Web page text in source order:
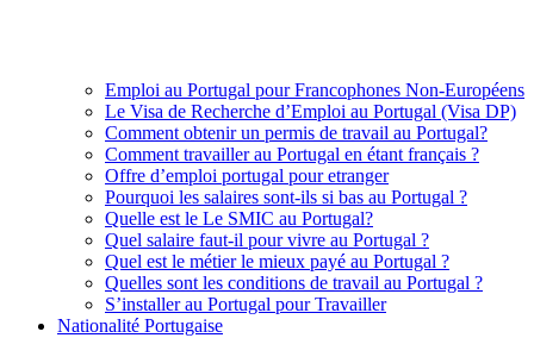
Emploi au Portugal pour Francophones Non-Européens
Le Visa de Recherche d’Emploi au Portugal (Visa DP)
Comment obtenir un permis de travail au Portugal?
Comment travailler au Portugal en étant français ?
Offre d’emploi portugal pour etranger
Pourquoi les salaires sont-ils si bas au Portugal ?
Quelle est le Le SMIC au Portugal?
Quel salaire faut-il pour vivre au Portugal ?
Quel est le métier le mieux payé au Portugal ?
Quelles sont les conditions de travail au Portugal ?
S’installer au Portugal pour Travailler
Nationalité Portugaise